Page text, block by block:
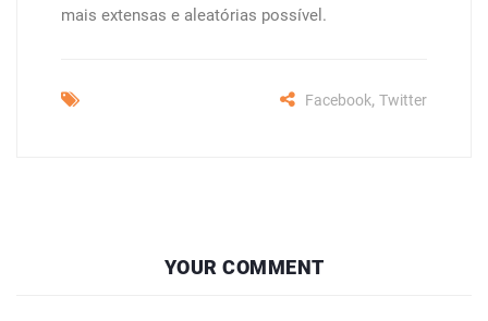
mais extensas e aleatórias possível.
Facebook, Twitter
YOUR COMMENT